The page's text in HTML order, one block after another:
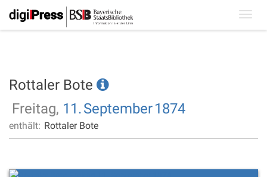
Rottaler Bote
Freitag, 11.September1874
enthält: Rottaler Bote